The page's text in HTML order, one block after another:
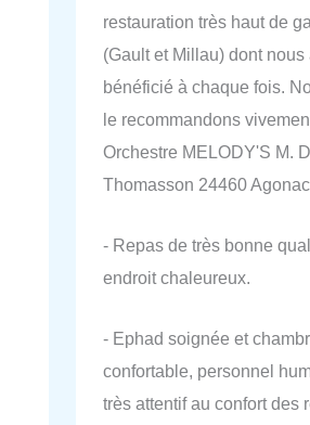
restauration très haut de
(Gault et Millau) dont nous
bénéficié à chaque fois.
le recommandons
Orchestre MELODY'S M.
Thomasson 24460
- Repas de très bonne
endroit chaleureux.
- Ephad soignée et
confortable, personnel
très attentif au confort des